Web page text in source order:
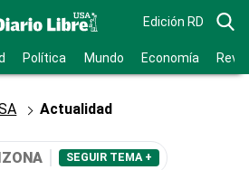
Edición RD
Política Mundo Economía
Actualidad
SEGUIR TEMA +